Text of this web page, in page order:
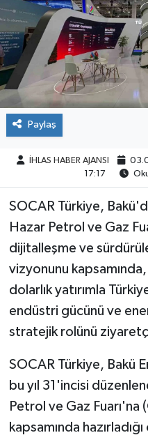
Paylaş
İHLAS HABER AJANSI
17:17
SOCAR Türkiye,
Hazar Petrol ve Gaz
dijitalleşme ve
vizyonunu
dolarlık yatırımla
endüstri gücünü ve
stratejik rolünü
SOCAR Türkiye, Bakü
bu yıl 31'incisi
Petrol ve Gaz Fuarı'na
kapsamında